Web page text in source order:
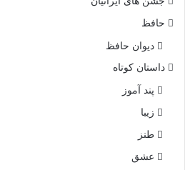
حافظ
دیوان حافظ
داستان کوتاه
پند آموز
زیبا
طنز
عشق